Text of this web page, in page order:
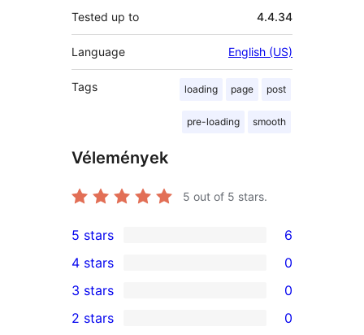
Tested up to 4.4.34
Language English (US)
Tags loading page post
pre-loading smooth
Vélemények
5 out of 5 stars.
6
5-
star
reviews
5 stars 6
4-
star
4 stars 0
0
3-
3 stars 0
2 stars 0